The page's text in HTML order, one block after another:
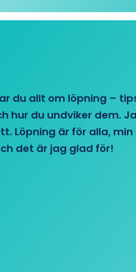
du allt om löpning –
hur du undviker dem.
Löpning är för alla,
det är jag glad för!